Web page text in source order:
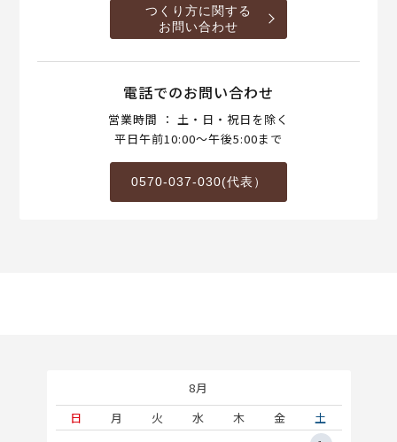
つくり方に関する
お問い合わせ
電話でのお問い合わせ
営業時間 ： 土・日・祝日を除く
平日午前10:00～午後5:00まで
0570-037-030(代表）
8月
日
月 火 水 木 金
土